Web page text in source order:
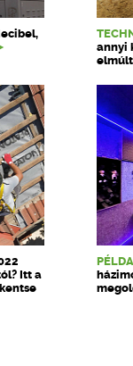
annyi
Itt a
PÉLDA